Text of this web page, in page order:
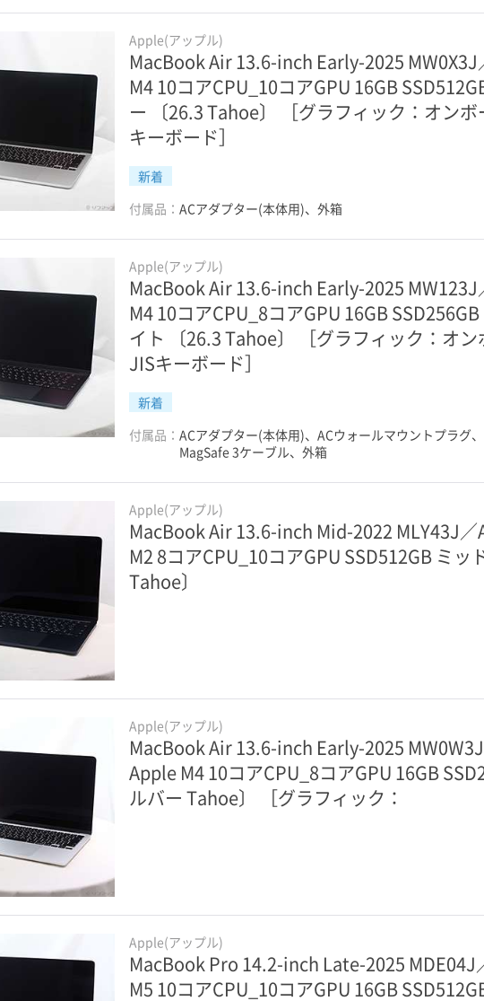
Apple(アップル)
MacBook Air 13.6-inch Early-2025 MW0X3J
M4 10コアCPU_10コアGPU 16GB
ー 〔26.3 Tahoe〕 ［グラフィック：オン
キーボード］
新着
付属品：ACアダプター(本体用)、外箱
Apple(アップル)
MacBook Air 13.6-inch Early-2025 MW123J
M4 10コアCPU_8コアGPU 16GB
イト 〔26.3 Tahoe〕 ［グラフィック：オン
JISキーボード］
新着
付属品：ACアダプター(本体用)、ACウォールマウントプラグ
MagSafe 3ケーブル、外箱
Apple(アップル)
MacBook Air 13.6-inch Mid-2022 MLY43J／
M2 8コアCPU_10コアGPU SSD512GB ミッ
Tahoe〕
Apple(アップル)
MacBook Air 13.6-inch Early-2025
Apple M4 10コアCPU_8コアGPU 16GB
ルバー Tahoe〕 ［グラフィック：
Apple(アップル)
MacBook Pro 14.2-inch Late-2025 MDE04J
M5 10コアCPU_10コアGPU 16GB